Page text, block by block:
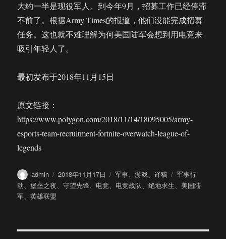
大约一半是现役军人。到今年9月，招募工作已经停滞
不前了。根据Army Times的报道，他们没能完成招募
任务。这也就不难理解为何美国陆军会想到用电竞来
吸引年轻人了。
最初发布于2018年11月15日
原文链接：
https://www.polygon.com/2018/11/14/18095005/army-
esports-team-recruitment-fortnite-overwatch-league-of-
legends
作
者
admin
发
布
2018年11月17日
分
类
军事、游戏、译稿
标
签
军事行
动、堡垒之夜、守望先锋、 电竞、 电竞战队、绝地求生、 美国陆
军、英雄联盟